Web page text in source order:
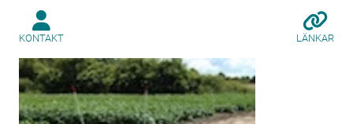
KONTAKT LÄNKAR